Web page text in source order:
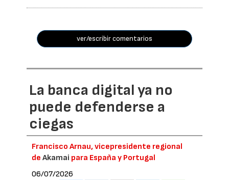
ver/escribir comentarios
La banca digital ya no
puede defenderse a
ciegas
Francisco Arnau, vicepresidente regional
deAkamai para España y Portugal
06/07/2026